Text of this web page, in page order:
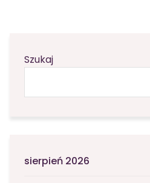
Szukaj
sierpień 2026